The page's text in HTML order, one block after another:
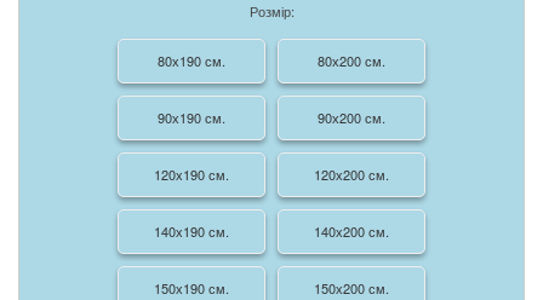
Розмір:
80х190 см. 80х200 см.
90х190 см. 90х200 см.
120х190 см. 120х200 см.
140х190 см. 140х200 см.
150х190 см. 150х200 см.